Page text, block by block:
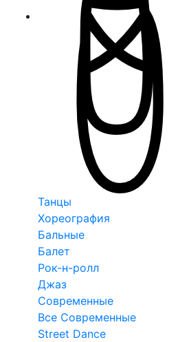
Танцы
Хореография
Бальные
Балет
Рок-н-ролл
Джаз
Современные
Все Современные
Street Dance